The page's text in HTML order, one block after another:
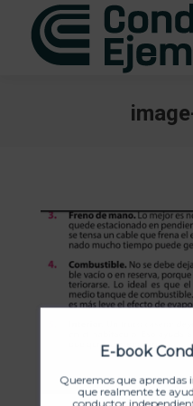
E-book
Queremos que aprendas
que realmente te
conductor